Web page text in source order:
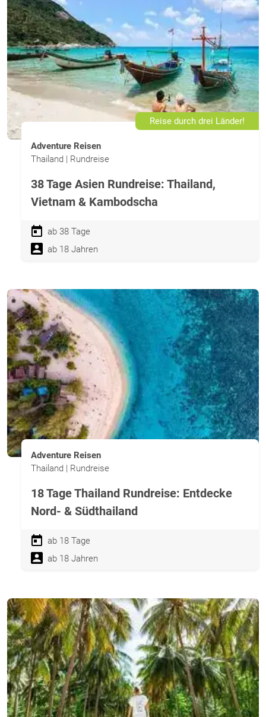
Reise durch drei Länder!
Adventure Reisen
Thailand | Rundreise
38 Tage Asien Rundreise: Thailand,
Vietnam & Kambodscha
ab 38 Tage
ab 18 Jahren
Adventure Reisen
Thailand | Rundreise
18 Tage Thailand Rundreise: Entdecke
Nord- & Südthailand
ab 18 Tage
ab 18 Jahren